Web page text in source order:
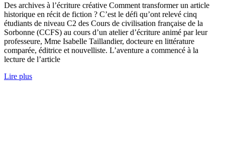
Des archives à l’écriture créative Comment transformer un article
historique en récit de fiction ? C’est le défi qu’ont relevé cinq
étudiants de niveau C2 des Cours de civilisation française de la
Sorbonne (CCFS) au cours d’un atelier d’écriture animé par leur
professeure, Mme Isabelle Taillandier, docteure en littérature
comparée, éditrice et nouvelliste. L’aventure a commencé à la
lecture de l’article
Lire plus